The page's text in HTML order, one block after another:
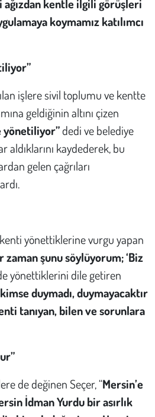
ağızdan kentle ilgili görüşleri
koymamız katılımcı
işlere sivil toplumu ve kentte
geldiğinin altını çizen
yönetiliyor”dedi ve belediye
kaydederek, bu
gelen çağrıları
yönettiklerine vurgu yapan
şunu söylüyorum; ‘Biz
yönettiklerini dile getiren
duymadı, duymayacaktır
tanıyan, bilen ve sorunlara
de değinen Seçer, “Mersin’e
İdman Yurdu bir asırlık